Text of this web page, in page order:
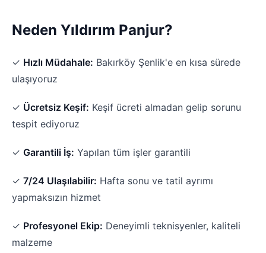
Neden Yıldırım Panjur?
✓ Hızlı Müdahale: Bakırköy Şenlik'e en kısa sürede
ulaşıyoruz
✓ Ücretsiz Keşif: Keşif ücreti almadan gelip sorunu
tespit ediyoruz
✓ Garantili İş: Yapılan tüm işler garantili
✓ 7/24 Ulaşılabilir: Hafta sonu ve tatil ayrımı
yapmaksızın hizmet
✓ Profesyonel Ekip: Deneyimli teknisyenler, kaliteli
malzeme